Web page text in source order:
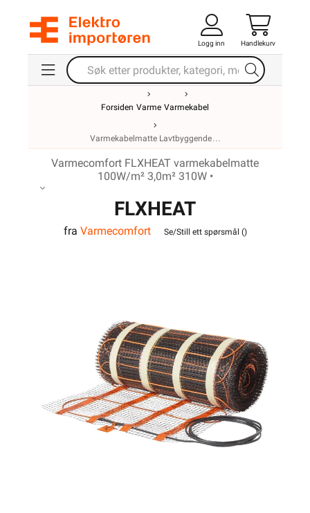
Logg inn Handlekurv
Forsiden Varme Varmekabel
Varmekabelmatte Lavtbyggende
Varmecomfort FLXHEAT varmekabelmatte
100W/m² 3,0m² 310W •
FLXHEAT
varmekabelmatte
fra Varmecomfort Se/Still ett spørsmål ()